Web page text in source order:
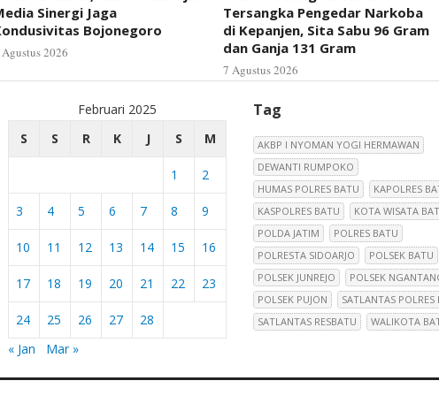
Sinergi Jaga
Bojonegoro
2026
Tersangka Pengedar Narkoba
di Kepanjen, Sita Sabu 96 Gram
dan Ganja 131 Gram
7 Agustus 2026
Februari 2025
S
S R K J S M
1 2
3 4 5 6 7 8 9
10 11 12 13 14 15 16
17 18 19 20 21 22 23
24 25 26 27
28
« Jan
Mar »
Tag
AKBP I NYOMAN YOGI HERMAWAN
DEWANTI RUMPOKO
HUMAS POLRES BATU
KAPOLRES
KASPOLRES BATU
KOTA WISATA
POLDA JATIM
POLRES BATU
POLRESTA SIDOARJO
POLSEK BATU
POLSEK JUNREJO
POLSEK
POLSEK PUJON
SATLANTAS POLRES
SATLANTAS RESBATU
WALIKOTA